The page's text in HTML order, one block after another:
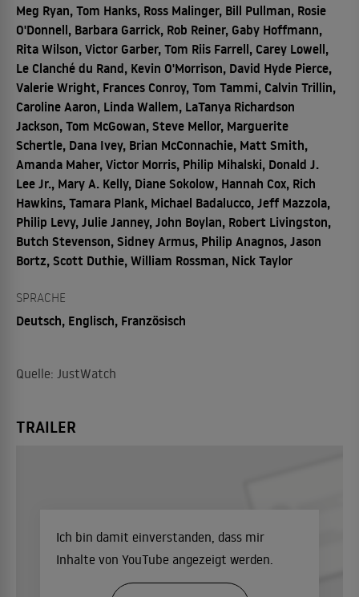
Meg Ryan, Tom Hanks, Ross Malinger, Bill Pullman, Rosie
O'Donnell, Barbara Garrick, Rob Reiner, Gaby Hoffmann,
Rita Wilson, Victor Garber, Tom Riis Farrell, Carey Lowell,
Le Clanché du Rand, Kevin O'Morrison, David Hyde Pierce,
Valerie Wright, Frances Conroy, Tom Tammi, Calvin Trillin,
Caroline Aaron, Linda Wallem, LaTanya Richardson
Jackson, Tom McGowan, Steve Mellor, Marguerite
Schertle, Dana Ivey, Brian McConnachie, Matt Smith,
Amanda Maher, Victor Morris, Philip Mihalski, Donald J.
Lee Jr., Mary A. Kelly, Diane Sokolow, Hannah Cox, Rich
Hawkins, Tamara Plank, Michael Badalucco, Jeff Mazzola,
Philip Levy, Julie Janney, John Boylan, Robert Livingston,
Butch Stevenson, Sidney Armus, Philip Anagnos, Jason
Bortz, Scott Duthie, William Rossman, Nick Taylor
SPRACHE
Deutsch, Englisch, Französisch
Quelle: JustWatch
TRAILER
Ich bin damit einverstanden, dass mir
Inhalte von YouTube angezeigt werden.